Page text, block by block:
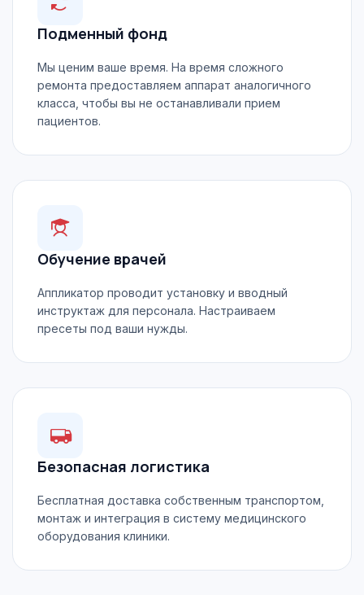
Подменный фонд
Мы ценим ваше время. На время сложного
ремонта предоставляем аппарат аналогичного
класса, чтобы вы не останавливали прием
пациентов.
Обучение врачей
Аппликатор проводит установку и вводный
инструктаж для персонала. Настраиваем
пресеты под ваши нужды.
Безопасная логистика
Бесплатная доставка собственным транспортом,
монтаж и интеграция в систему медицинского
оборудования клиники.